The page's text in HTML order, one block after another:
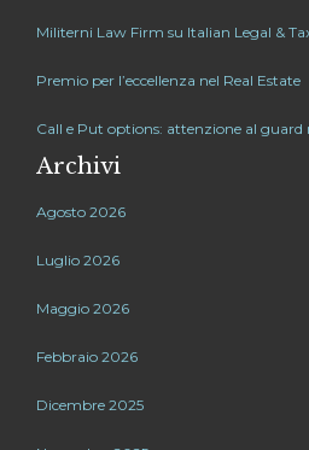
Militerni Law Firm su Italian Legal &
Premio per l’eccellenza nel Real Estate
Call e Put options: attenzione al guard
Archivi
Agosto 2026
Luglio 2026
Maggio 2026
Febbraio 2026
Dicembre 2025